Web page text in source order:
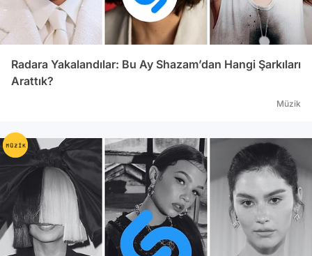
Radara Yakalandılar: Bu Ay Shazam’dan Hangi Şarkıları
Arattık?
Müzik